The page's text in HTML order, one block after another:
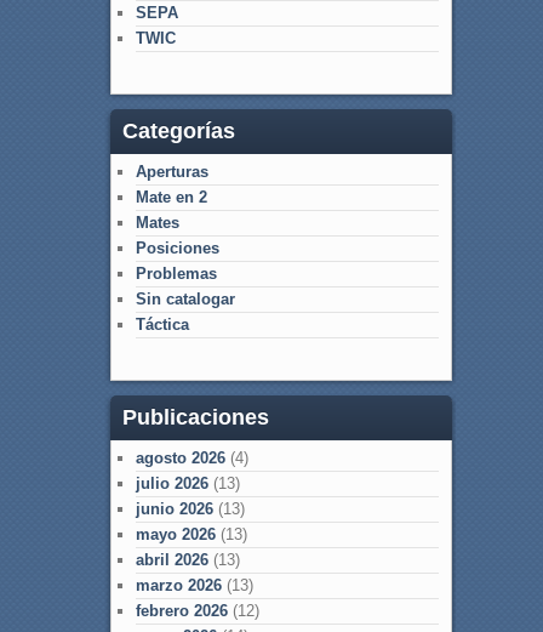
SEPA
TWIC
Categorías
Aperturas
Mate en 2
Mates
Posiciones
Problemas
Sin catalogar
Táctica
Publicaciones
agosto 2026(4)
julio 2026(13)
junio 2026(13)
mayo 2026(13)
abril 2026(13)
marzo 2026(13)
febrero 2026(12)